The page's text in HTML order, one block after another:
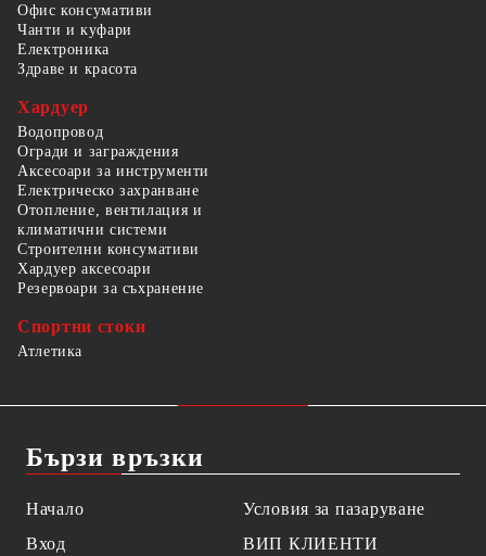
Офис консумативи
Чанти и куфари
Електроника
Здраве и красота
Хардуер
Водопровод
Огради и заграждения
Аксесоари за инструменти
Електрическо захранване
Отопление, вентилация и
климатични системи
Строителни консумативи
Хардуер аксесоари
Резервоари за съхранение
Спортни стоки
Атлетика
Бързи връзки
Начало
Вход
Условия за пазаруване
ВИП КЛИЕНТИ